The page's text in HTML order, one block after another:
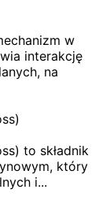
w
interakcję
na
to składnik
który
i...